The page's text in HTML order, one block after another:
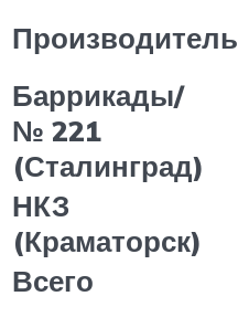
Производитель
Баррикады/
№ 221
(Сталинград)
НКЗ
(Краматорск)
Всего